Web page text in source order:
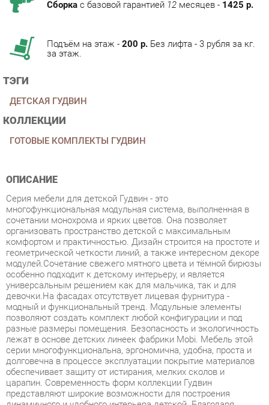
ТЭГИ
ГОТОВЫЕ КОМПЛЕКТЫ ГУДВИН
ОПИСАНИЕ
многофункциональная модульная система, выполненная в
сочетании монохрома и ярких цветов. Она позволяет
организовать пространство детской с максимальным
комфортом и практичностью. Дизайн строится на простоте и
геометрической четкости линий, а также интересном декоре
модулей.Сочетание свежего мятного цвета и тёмной бирюзы
особенно подходит к детскому интерьеру, и является
универсальным решением как для мальчика, так и для
девочки.На фасадах отсутствует лицевая фурнитура -
модный и функциональный тренд. Модульные элементы
позволяют создать комплект любой конфигурации и под
разные размеры помещения. Безопасность и экологичность
лежат в основе детских линеек фабрики Mobi. Мебель этой
серии многофункциональна, эргономична, удобна, проста и
долговечна в процессе эксплуатации покрытие материалов
обеспечивает защиту от истирания, мелких сколов и
царапин. Современность форм коллекции Гудвин
представляют широкие возможности для построения
динамичного и удобного интерьера детской. Благодаря
использованию в конструкциях светлого каркаса, внешне
мебель воспринимается легкой и невесомой. Подобная
мебель не сужает пространство за счет лаконичности